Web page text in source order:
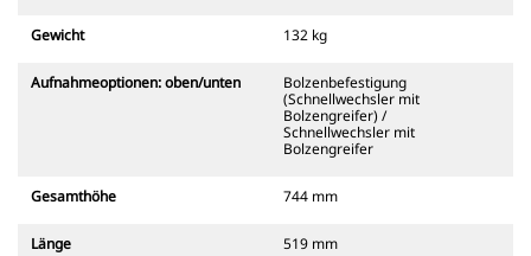
Gewicht 132 kg
Aufnahmeoptionen: oben/unten
Bolzenbefestigung
(Schnellwechsler mit
Bolzengreifer) /
Schnellwechsler mit
Bolzengreifer
Gesamthöhe 744 mm
Länge 519 mm